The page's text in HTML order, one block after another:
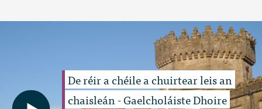
De réir a chéile a chuirtear leis an
chaisleán - Gaelcholáiste Dhoire